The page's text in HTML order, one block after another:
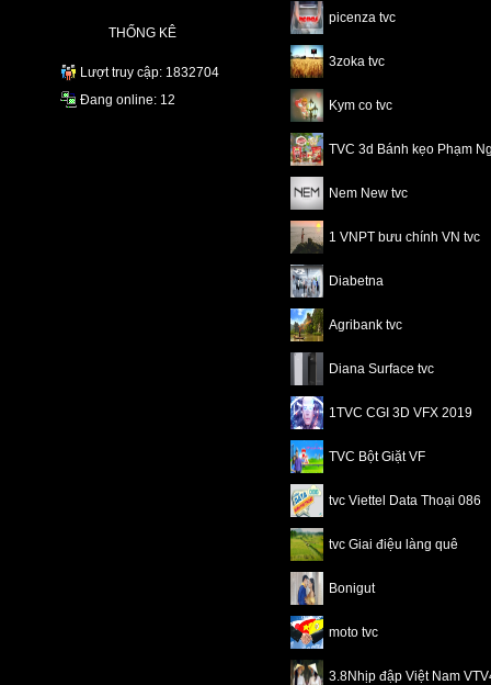
THỐNG KÊ
Lượt truy cập: 1832704
Đang online: 12
picenza tvc
3zoka tvc
Kym co tvc
TVC 3d Bánh kẹo Phạm
Nem New tvc
1 VNPT bưu chính VN tvc
Diabetna
Agribank tvc
Diana Surface tvc
1TVC CGI 3D VFX 2019
TVC Bột Giặt VF
tvc Viettel Data Thoại 086
tvc Giai điệu làng quê
Bonigut
moto tvc
3.8Nhịp đập Việt Nam